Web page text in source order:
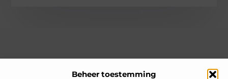
Beheer toestemming
Jouw gids voor inspiratie en tips uit het dagelijks leven.